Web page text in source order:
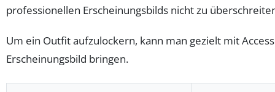
professionellen Erscheinungsbilds nicht zu
Um ein Outfit aufzulockern, kann man gezielt mit
Erscheinungsbild bringen.